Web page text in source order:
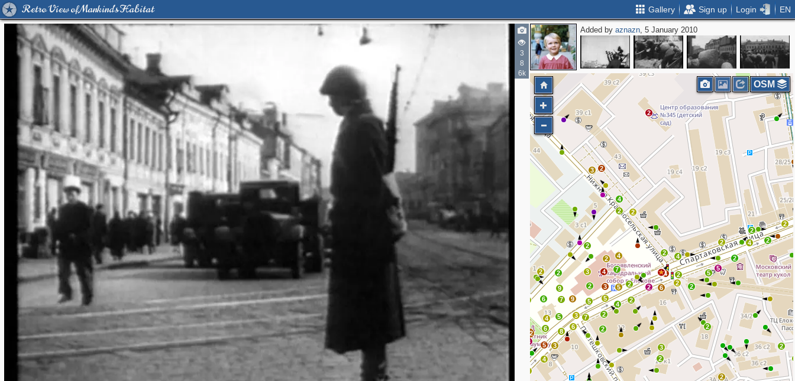
Retro View of Mankind's Habitat Gallery Sign up Login EN
3
8
6k
Added byaznazn, 5 January 2010
2
2
5
5
2
2
2
2
2
3
6
2
2
5
2
4
2
2
5
5
7
3
9
5
2 3
7
4
2 4
4
2 4
2
4
2
2
3
2 3
9
2
6 7
4
12
8
2
2
4
3
5
6 8
6
2
2
2
2
2
4
2
2
OSM